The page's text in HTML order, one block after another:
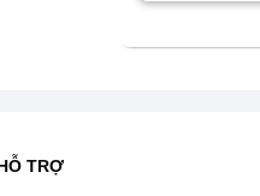
13.550.000 ₫.
TRỢ